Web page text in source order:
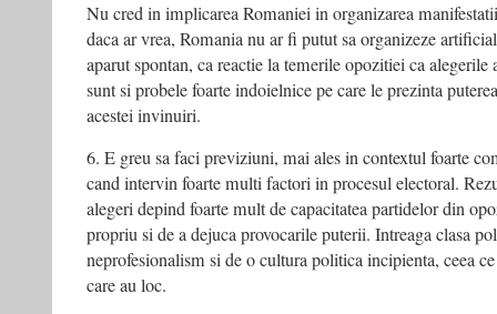
Nu cred in implicarea Romaniei in organizarea
daca ar vrea, Romania nu ar fi putut sa organizeze
aparut spontan, ca reactie la temerile opozitiei ca alegerile
sunt si probele foarte indoielnice pe care le prezinta
acestei invinuiri.
6. E greu sa faci previziuni, mai ales in contextul foarte
cand intervin foarte multi factori in procesul electoral.
alegeri depind foarte mult de capacitatea partidelor din
propriu si de a dejuca provocarile puterii. Intreaga clasa
neprofesionalism si de o cultura politica incipienta, ceea
care au loc.